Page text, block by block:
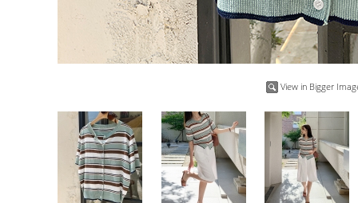
View in Bigger